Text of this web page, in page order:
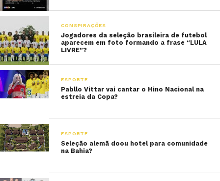
CONSPIRAÇÕES
Jogadores da seleção brasileira de futebol
aparecem em foto formando a frase “LULA
LIVRE”?
ESPORTE
Pabllo Vittar vai cantar o Hino Nacional na
estreia da Copa?
ESPORTE
Seleção alemã doou hotel para comunidade
na Bahia?